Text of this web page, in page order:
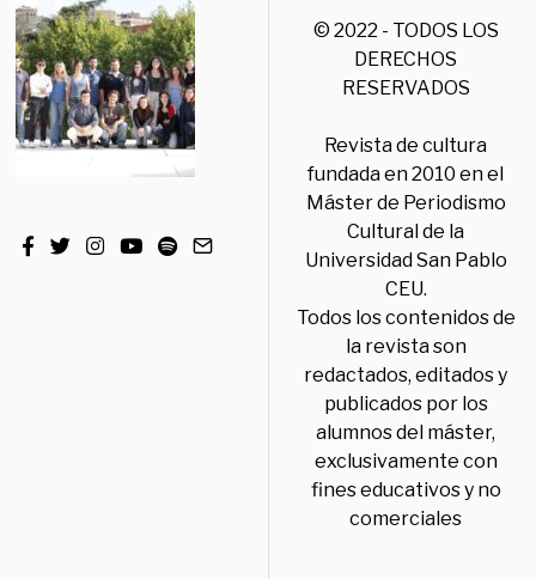
© 2022 - TODOS LOS
DERECHOS
RESERVADOS
Revista de cultura
fundada en 2010 en el
Máster de Periodismo
Cultural de la
Universidad San Pablo
CEU.
Todos los contenidos de
la revista son
redactados, editados y
publicados por los
alumnos del máster,
exclusivamente con
fines educativos y no
comerciales